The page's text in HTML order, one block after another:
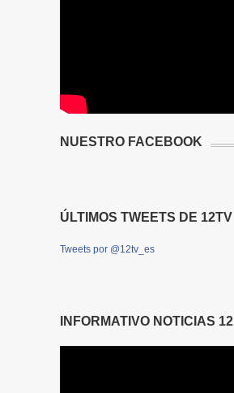
NUESTRO FACEBOOK
ÚLTIMOS TWEETS DE 12TV
Tweets por @12tv_es
INFORMATIVO NOTICIAS 12